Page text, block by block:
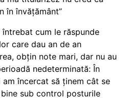
în învățământ”
întrebat cum le răspunde
care dau an de an
obțin note mari, dar nu au
nedeterminată: În
am încercat să ținem cât se
sub control posturile